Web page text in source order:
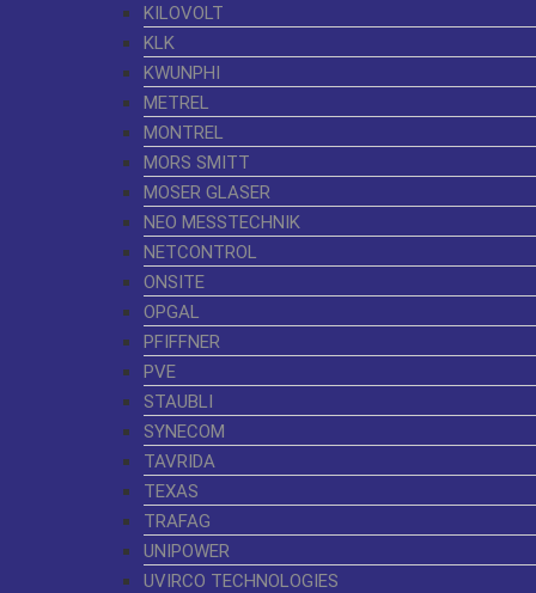
KILOVOLT
KLK
KWUNPHI
METREL
MONTREL
MORS SMITT
MOSER GLASER
NEO MESSTECHNIK
NETCONTROL
ONSITE
OPGAL
PFIFFNER
PVE
STAUBLI
SYNECOM
TAVRIDA
TEXAS
TRAFAG
UNIPOWER
UVIRCO TECHNOLOGIES